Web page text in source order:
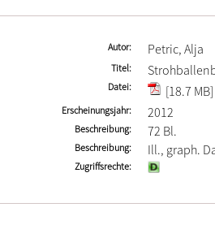
Autor Petric, Alja
Titel
Datei [18.7 MB]
Erscheinungsjahr 2012
Beschreibung 72 Bl.
Beschreibung Ill., graph.
Zugriffsrechte